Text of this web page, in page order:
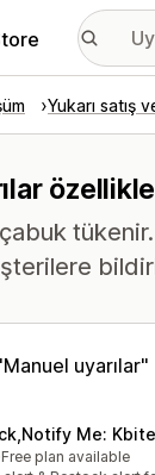
Yukarı satış
Manuel uyarılar
Me: Kbite
Free plan available